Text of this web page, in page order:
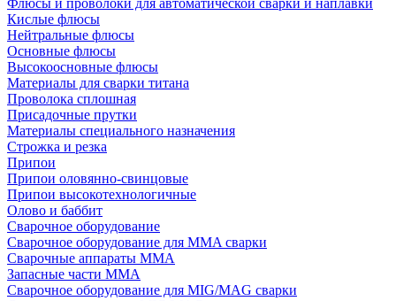
Флюсы и проволоки для автоматической сварки и наплавки
Кислые флюсы
Нейтральные флюсы
Основные флюсы
Высокоосновные флюсы
Материалы для сварки титана
Проволока сплошная
Присадочные прутки
Материалы специального назначения
Строжка и резка
Припои
Припои оловянно-свинцовые
Припои высокотехнологичные
Олово и баббит
Сварочное оборудование
Сварочное оборудование для MMA сварки
Сварочные аппараты MMA
Запасные части MMA
Сварочное оборудование для MIG/MAG сварки